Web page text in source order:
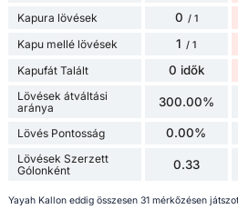
Kapura lövések 0 / 1
Kapu mellé lövések 1 / 1
Kapufát Talált 0 idők
Lövések átváltási
aránya
300.00%
Lövés Pontosság 0.00%
Lövések Szerzett
Gólonként
0.33
Yayah Kallon eddig összesen 31 mérkőzésen